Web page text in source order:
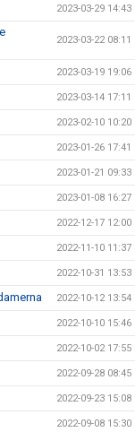
2023-03-29 14:43
2023-03-22 08:11
2023-03-19 19:06
2023-03-14 17:11
2023-02-10 10:20
2023-01-26 17:41
2023-01-21 09:33
2023-01-08 16:27
2022-12-17 12:00
2022-11-10 11:37
2022-10-31 13:53
2022-10-12 13:54
2022-10-10 15:46
2022-10-02 17:55
2022-09-28 08:45
2022-09-23 15:08
2022-09-08 15:30